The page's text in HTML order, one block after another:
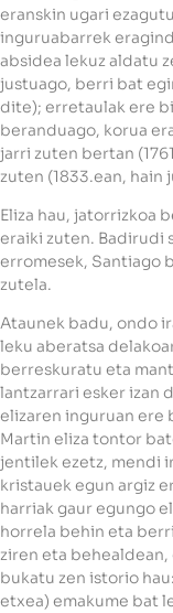
eranskin ugari
inguruabarrek
absidea lekuz aldatu
justuago, berri bat
dite); erretaulak ere
beranduago, korua
jarri zuten bertan
zuten (1833.ean, hain
Eliza hau, jatorrizkoa
eraiki zuten. Badirudi
erromesek, Santiago
zutela.
Ataunek badu, ondo
leku aberatsa
berreskuratu eta
lantzarrari esker izan
elizaren inguruan ere
Martin eliza tontor
jentilek ezetz, mendi
kristauek egun argiz
harriak gaur egungo
horrela behin eta
ziren eta
bukatu zen istorio
etxea) emakume bat